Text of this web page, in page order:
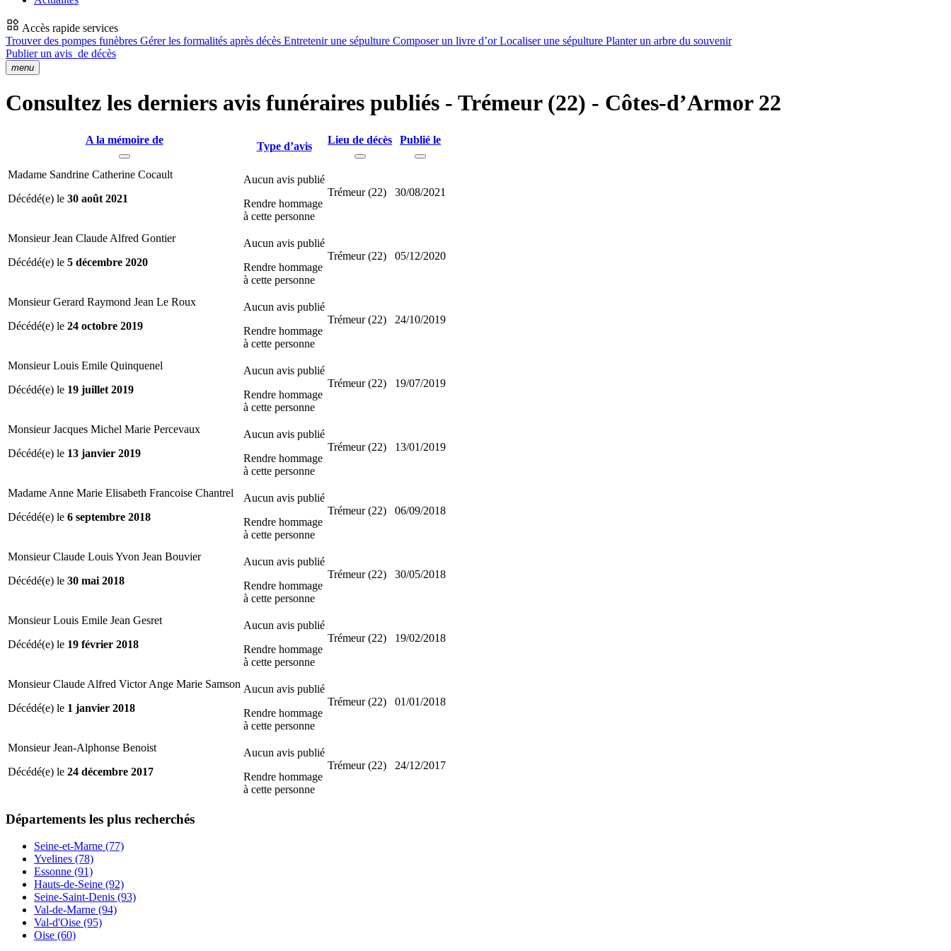
Accès rapide services
Trouver des pompes funèbres Gérer les formalités après décès Entretenir une sépulture Composer un livre d’orLocaliser une sépulture Planter un arbre du souvenir
Publier un avis de décès
menu
Consultez les derniers avis funéraires publiés - Trémeur (22) - Côtes-d’Armor 22
A la mémoire de
Type d’avis
Lieu de décès Publié le
Madame Sandrine Catherine Cocault
Décédé(e) le 30 août 2021
Aucun avis publié
Rendre hommage
à cette personne
Trémeur (22) 30/08/2021
Monsieur Jean Claude Alfred Gontier
Décédé(e) le 5 décembre 2020
Aucun avis publié
Rendre hommage
à cette personne
Trémeur (22) 05/12/2020
Monsieur Gerard Raymond Jean Le Roux
Décédé(e) le 24 octobre 2019
Aucun avis publié
Rendre hommage
à cette personne
Trémeur (22) 24/10/2019
Monsieur Louis Emile Quinquenel
Décédé(e) le 19 juillet 2019
Aucun avis publié
Rendre hommage
à cette personne
Trémeur (22) 19/07/2019
Monsieur Jacques Michel Marie Percevaux
Décédé(e) le 13 janvier 2019
Aucun avis publié
Rendre hommage
à cette personne
Trémeur (22) 13/01/2019
Madame Anne Marie Elisabeth Francoise Chantrel
Décédé(e) le 6 septembre 2018
Aucun avis publié
Rendre hommage
à cette personne
Trémeur (22) 06/09/2018
Monsieur Claude Louis Yvon Jean Bouvier
Décédé(e) le 30 mai 2018
Aucun avis publié
Rendre hommage
à cette personne
Trémeur (22) 30/05/2018
Monsieur Louis Emile Jean Gesret
Décédé(e) le 19 février 2018
Aucun avis publié
Rendre hommage
à cette personne
Trémeur (22) 19/02/2018
Monsieur Claude Alfred Victor Ange Marie Samson
Décédé(e) le 1 janvier 2018
Aucun avis publié
Rendre hommage
à cette personne
Trémeur (22) 01/01/2018
Monsieur Jean-Alphonse Benoist
Décédé(e) le 24 décembre 2017
Aucun avis publié
Rendre hommage
à cette personne
Trémeur (22) 24/12/2017
Départements les plus recherchés
Seine-et-Marne (77)
Yvelines (78)
Essonne (91)
Hauts-de-Seine (92)
Seine-Saint-Denis (93)
Val-de-Marne (94)
Val-d'Oise (95)
Oise (60)